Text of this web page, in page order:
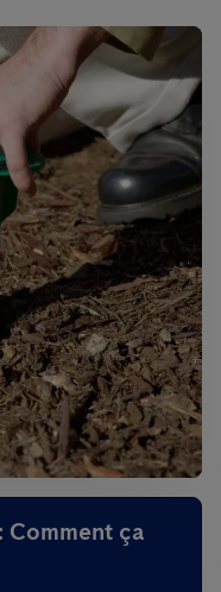
Comment ça